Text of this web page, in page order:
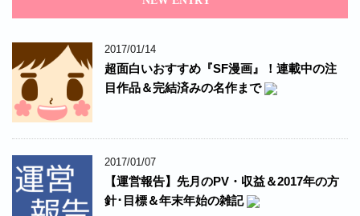
2017/01/14
超面白いおすすめ『SF漫画』！連載中の注
目作品＆完結済みの名作まで
2017/01/07
【運営報告】先月のPV・収益＆2017年の方
針･目標＆年末年始の雑記